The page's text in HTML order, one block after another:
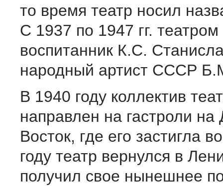
то время театр носил
С 1937 по 1947 гг.
воспитанник К.С.
народный артист СССР
В 1940 году коллектив
направлен на гастроли на
Восток, где его застигла
году театр вернулся в
получил свое нынешнее